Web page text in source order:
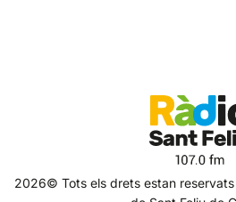
2026© Tots els drets estan reservats